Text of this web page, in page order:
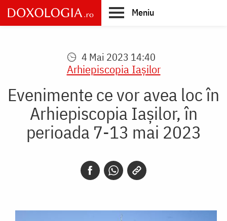
Skip
to
main
Meniu
4 Mai 2023 14:40
Arhiepiscopia Iaşilor
Evenimente ce vor avea loc în
Arhiepiscopia Iașilor, în
perioada 7-13 mai 2023